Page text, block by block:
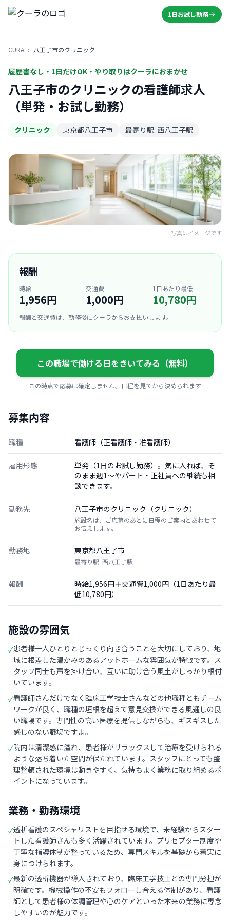
1日お試し勤務
CURA › 八王子市のクリニック
履歴書なし・1日だけOK・やり取りはクーラにおまかせ
八王子市のクリニックの看護師求人
（単発・お試し勤務）
クリニック 東京都八王子市 最寄り駅: 西八王子駅
写真はイメージです
報酬
時給
1,956円
交通費
1,000円
1日あたり最低
10,780円
報酬と交通費は、勤務後にクーラからお支払いします。
この職場で働ける日をきいてみる（無料）
この時点で応募は確定しません。日程を見てから決められます
募集内容
職種 看護師（正看護師・准看護師）
雇用形態
単発（1日のお試し勤務）。気に入れば、そ
のまま週1〜やパート・正社員への継続も相
談できます。
勤務先 八王子市のクリニック（クリニック）
施設名は、ご応募のあとに日程のご案内とあわせて
お伝えします。
勤務地 東京都八王子市
最寄り駅: 西八王子駅
報酬
時給1,956円＋交通費1,000円（1日あたり最
低10,780円）
施設の雰囲気
✓患者様一人ひとりとじっくり向き合うことを大切にしており、地
域に根差した温かみのあるアットホームな雰囲気が特徴です。ス
タッフ同士も声を掛け合い、互いに助け合う風土がしっかり根付
いています。
✓看護師さんだけでなく臨床工学技士さんなどの他職種ともチーム
ワークが良く、職種の垣根を超えて意見交換ができる風通しの良
い職場です。専門性の高い医療を提供しながらも、ギスギスした
感じのない職場ですよ。
✓院内は清潔感に溢れ、患者様がリラックスして治療を受けられる
ような落ち着いた空間が保たれています。スタッフにとっても整
理整頓された環境は動きやすく、気持ちよく業務に取り組めるポ
イントになっています。
業務・勤務環境
✓透析看護のスペシャリストを目指せる環境で、未経験からスター
トした看護師さんも多く活躍されています。プリセプター制度や
丁寧な指導体制が整っているため、専門スキルを基礎から着実に
身につけられます。
✓最新の透析機器が導入されており、臨床工学技士との専門分担が
明確です。機械操作の不安もフォローし合える体制があり、看護
師として患者様の体調管理や心のケアといった本来の業務に専念
しやすいのが魅力です。